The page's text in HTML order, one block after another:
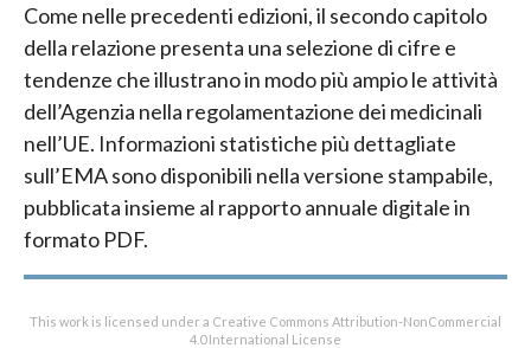
Come nelle precedenti edizioni, il secondo capitolo
della relazione presenta una selezione di cifre e
tendenze che illustrano in modo più ampio le attività
dell’Agenzia nella regolamentazione dei medicinali
nell’UE. Informazioni statistiche più dettagliate
sull’EMA sono disponibili nella versione stampabile,
pubblicata insieme al rapporto annuale digitale in
formato PDF.
This work is licensed under a Creative Commons Attribution-NonCommercial
4.0 International License